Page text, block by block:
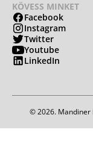
KÖVESS MINKET
Facebook
Instagram
Twitter
Youtube
LinkedIn
© 2026. Mandiner